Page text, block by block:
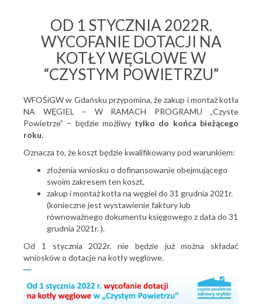
OD 1 STYCZNIA 2022R.
WYCOFANIE DOTACJI NA
KOTŁY WĘGLOWE W
“CZYSTYM POWIETRZU”
WFOŚiGW w Gdańsku przypomina, że zakup i montaż kotła
NA WĘGIEL – W RAMACH PROGRAMU „Czyste
Powietrze” – będzie możliwytylko do końca bieżącego
roku.
Oznacza to, że koszt będzie kwalifikowany pod warunkiem:
złożenia wniosku o dofinansowanie obejmującego
swoim zakresem ten koszt,
zakup i montaż kotła na węgiel do 31 grudnia 2021r.
(konieczne jest wystawienie faktury lub
równoważnego dokumentu księgowego z data do 31
grudnia 2021r. ).
Od 1 stycznia 2022r. nie będzie już można składać
wniosków o dotacje na kotły węglowe.